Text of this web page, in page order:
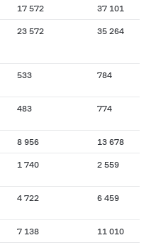
17 572 37 101
23 572 35 264
533 784
483 774
8 956 13 678
1 740 2 559
4 722 6 459
7 138 11 010